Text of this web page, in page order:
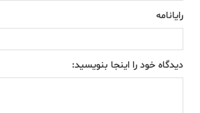
رایانامه
دیدگاه خود را اینجا بنویسید: